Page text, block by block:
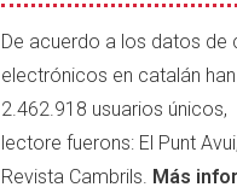
en
catalán
De acuerdo a los datos de
electrónicos en catalán
2.462.918 usuarios
lectore fuerons: El Punt
Revista Cambrils. Más